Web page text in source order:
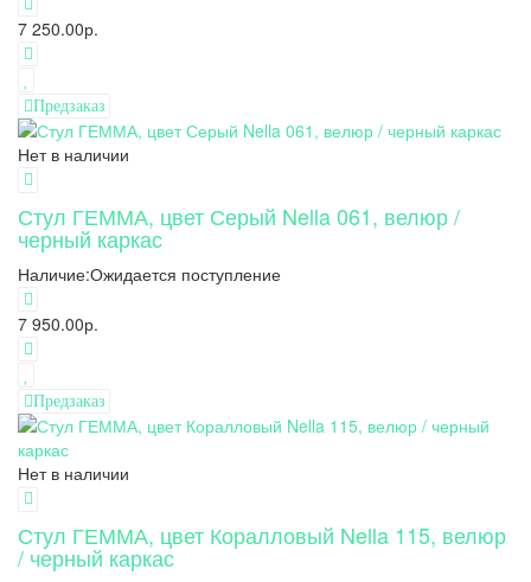
7 250.00р.
Предзаказ
Нет в наличии
Стул ГЕММА, цвет Серый Nella 061, велюр /
черный каркас
Наличие:Ожидается поступление
7 950.00р.
Предзаказ
Нет в наличии
Стул ГЕММА, цвет Коралловый Nella 115, велюр
/ черный каркас